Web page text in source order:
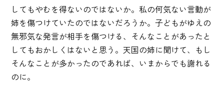
してもやむを得ないのではないか。私の何気ない言動が
姉を傷つけていたのではないだろうか。子どもがゆえの
無邪気な発言が相手を傷つける、そんなことがあったと
してもおかしくはないと思う。天国の姉に聞けて、もし
そんなことが多かったのであれば、いまからでも謝れる
のに。